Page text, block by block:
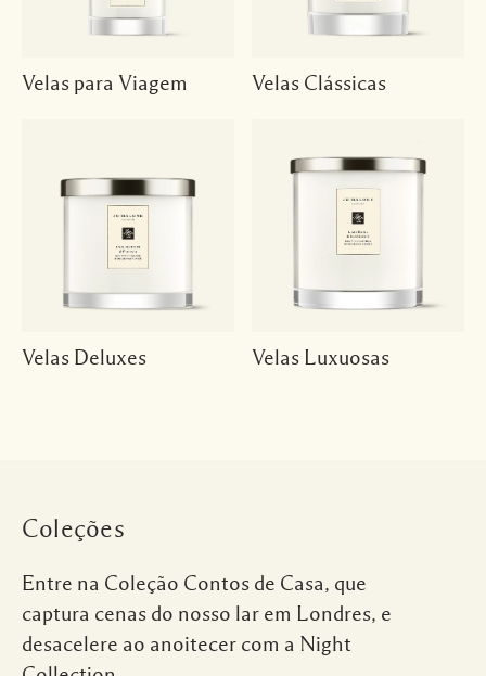
Velas para Viagem Velas Clássicas
Velas Deluxes Velas Luxuosas
Coleções
Entre na Coleção Contos de Casa, que
captura cenas do nosso lar em Londres, e
desacelere ao anoitecer com a Night